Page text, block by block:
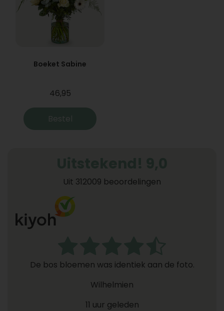
Boeket Sabine
46,95
Bestel
Uit 312009 beoordelingen
De bos bloemen was identiek aan de foto.
Wilhelmien
11 uur geleden